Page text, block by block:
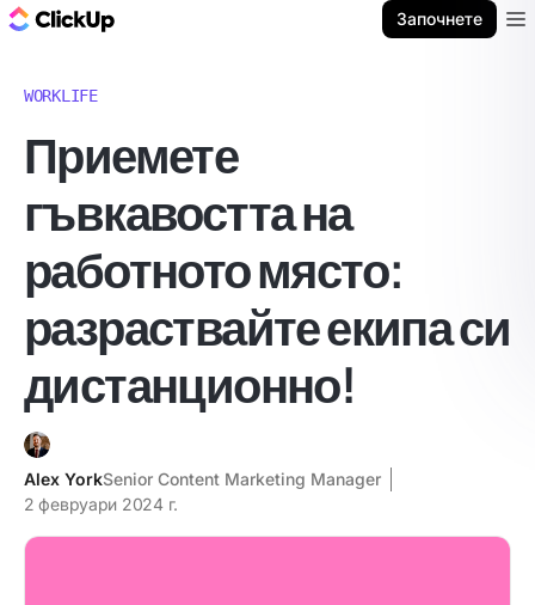
Започнете
WORKLIFE
Приемете
гъвкавостта на
работното място:
разраствайте екипа си
дистанционно!
Alex YorkSenior Content Marketing Manager
2 февруари 2024 г.